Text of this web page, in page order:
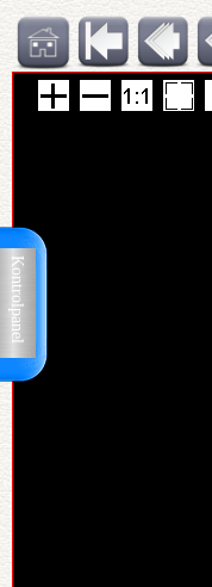
Kontrolpanel